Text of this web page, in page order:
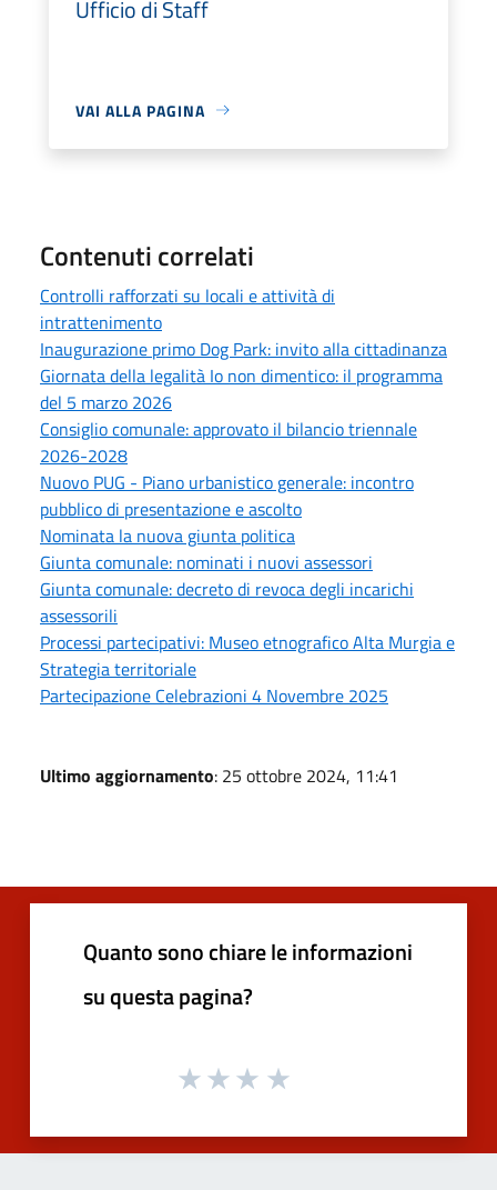
Ufficio di Staff
VAI ALLA PAGINA
Contenuti correlati
Controlli rafforzati su locali e attività di
intrattenimento
Inaugurazione primo Dog Park: invito alla cittadinanza
Giornata della legalità Io non dimentico: il programma
del 5 marzo 2026
Consiglio comunale: approvato il bilancio triennale
2026-2028
Nuovo PUG - Piano urbanistico generale: incontro
pubblico di presentazione e ascolto
Nominata la nuova giunta politica
Giunta comunale: nominati i nuovi assessori
Giunta comunale: decreto di revoca degli incarichi
assessorili
Processi partecipativi: Museo etnografico Alta Murgia e
Strategia territoriale
Partecipazione Celebrazioni 4 Novembre 2025
Ultimo aggiornamento: 25 ottobre 2024, 11:41
Quanto sono chiare le informazioni
su questa pagina?